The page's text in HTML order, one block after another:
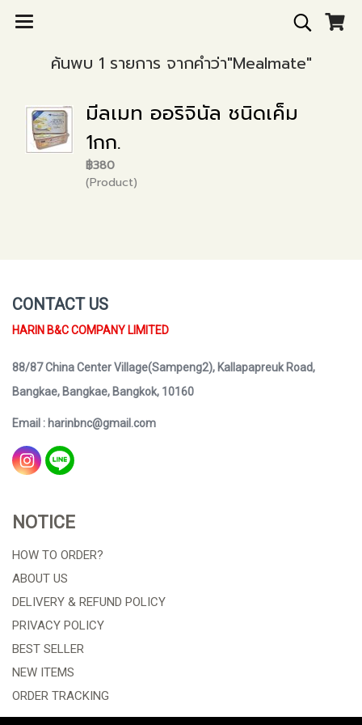
ค้นพบ 1 รายการ จากคำว่า"Mealmate"
มีลเมท ออริจินัล ชนิดเค็ม
1กก.
฿380
(Product)
CONTACT US
HARIN B&C COMPANY LIMITED
88/87 China Center Village(Sampeng2), Kallapapreuk Road,
Bangkae, Bangkae, Bangkok, 10160
Email : harinbnc@gmail.com
NOTICE
HOW TO ORDER?
ABOUT US
DELIVERY & REFUND POLICY
PRIVACY POLICY
BEST SELLER
NEW ITEMS
ORDER TRACKING